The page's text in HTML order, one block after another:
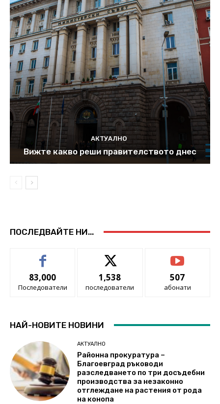
АКТУАЛНО
Вижте какво реши правителството днес
ПОСЛЕДВАЙТЕ НИ...
83,000
Последователи
1,538
последователи
507
абонати
НАЙ-НОВИТЕ НОВИНИ
АКТУАЛНО
Районна прокуратура –
Благоевград ръководи
разследването по три досъдебни
производства за незаконно
отглеждане на растения от рода
на конопа